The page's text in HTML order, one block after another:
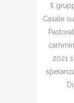
Il
Casale
2021